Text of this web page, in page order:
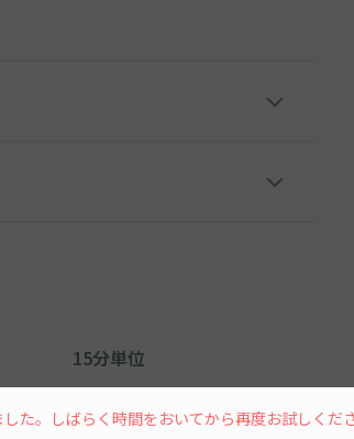
15分単位
た。しばらく時間をおいてから再度お試しくだ